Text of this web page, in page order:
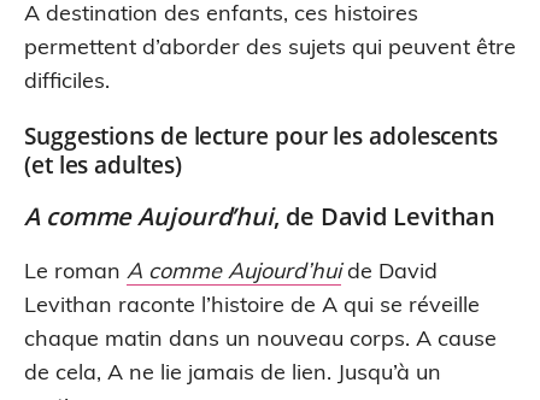
A destination des enfants, ces histoires
permettent d’aborder des sujets qui peuvent être
difficiles.
Suggestions de lecture pour les adolescents
(et les adultes)
A comme Aujourd’hui, de David Levithan
Le roman A comme Aujourd’huide David
Levithan raconte l’histoire de A qui se réveille
chaque matin dans un nouveau corps. A cause
de cela, A ne lie jamais de lien. Jusqu’à un